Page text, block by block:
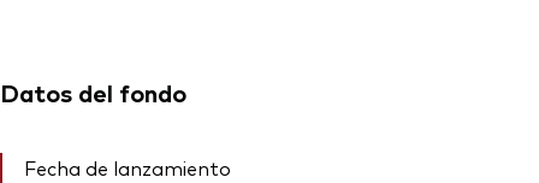
Datos del fondo
Fecha de lanzamiento